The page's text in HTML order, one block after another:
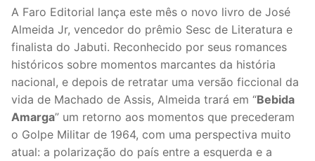
A Faro Editorial lança este mês o novo livro de José
Almeida Jr, vencedor do prêmio Sesc de Literatura e
finalista do Jabuti. Reconhecido por seus romances
históricos sobre momentos marcantes da história
nacional, e depois de retratar uma versão ficcional da
vida de Machado de Assis, Almeida trará em “Bebida
Amarga” um retorno aos momentos que precederam
o Golpe Militar de 1964, com uma perspectiva muito
atual: a polarização do país entre a esquerda e a